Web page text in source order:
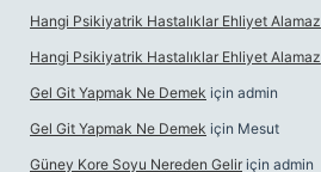
Hangi Psikiyatrik Hastalıklar Ehliyet Alamaz
Hangi Psikiyatrik Hastalıklar Ehliyet Alamaz
Gel Git Yapmak Ne Demek için admin
Gel Git Yapmak Ne Demek için Mesut
Güney Kore Soyu Nereden Gelir için admin